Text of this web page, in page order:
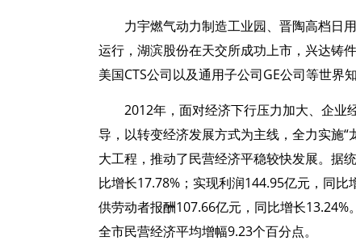
力宇燃气动力制造工业园、晋陶高档日
运行，湖滨股份在天交所成功上市，兴达铸
美国CTS公司以及通用子公司GE公司等世界
2012年，面对经济下行压力加大、企业
导，以转变经济发展方式为主线，全力实施
大工程，推动了民营经济平稳较快发展。据
比增长17.78%；实现利润144.95亿元，同
供劳动者报酬107.66亿元，同比增长
全市民营经济平均增幅9.23个百分点。